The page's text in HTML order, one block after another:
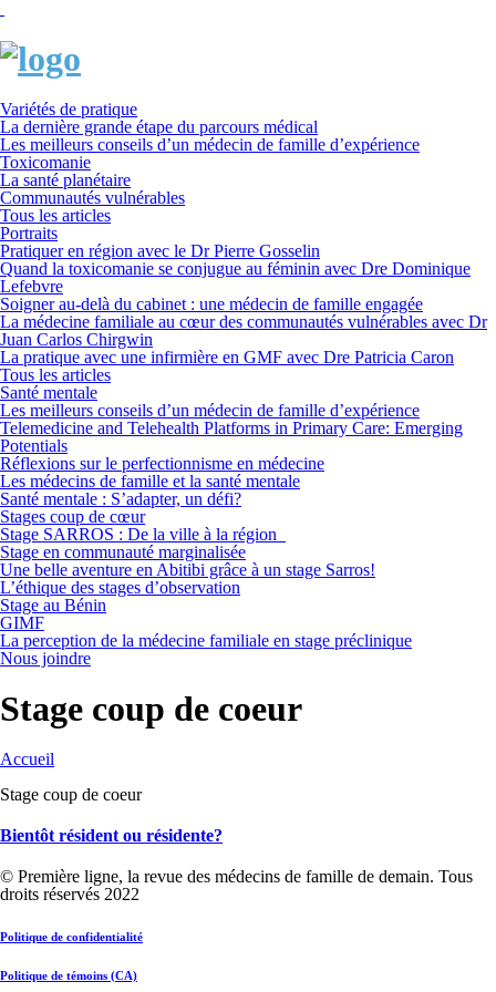
Variétés de pratique
La dernière grande étape du parcours médical
Les meilleurs conseils d’un médecin de famille d’expérience
Toxicomanie
La santé planétaire
Communautés vulnérables
Tous les articles
Portraits
Pratiquer en région avec le Dr Pierre Gosselin
Quand la toxicomanie se conjugue au féminin avec Dre Dominique
Lefebvre
Soigner au-delà du cabinet : une médecin de famille engagée
La médecine familiale au cœur des communautés vulnérables avec Dr
Juan Carlos Chirgwin
La pratique avec une infirmière en GMF avec Dre Patricia Caron
Tous les articles
Santé mentale
Les meilleurs conseils d’un médecin de famille d’expérience
Telemedicine and Telehealth Platforms in Primary Care: Emerging
Potentials
Réflexions sur le perfectionnisme en médecine
Les médecins de famille et la santé mentale
Santé mentale : S’adapter, un défi?
Stages coup de cœur
Stage SARROS : De la ville à la région
Stage en communauté marginalisée
Une belle aventure en Abitibi grâce à un stage Sarros!
L’éthique des stages d’observation
Stage au Bénin
GIMF
La perception de la médecine familiale en stage préclinique
Nous joindre
Stage coup de coeur
Accueil
Stage coup de coeur
Bientôt résident ou résidente?
© Première ligne, la revue des médecins de famille de demain. Tous
droits réservés 2022
Politique de confidentialité
Politique de témoins (CA)